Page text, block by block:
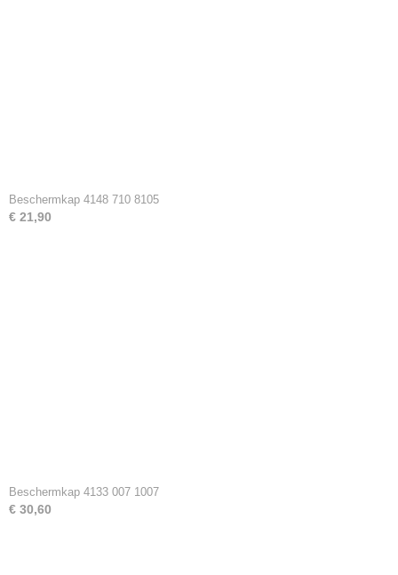
Beschermkap 4148 710 8105
€ 21,90
Beschermkap 4133 007 1007
€ 30,60